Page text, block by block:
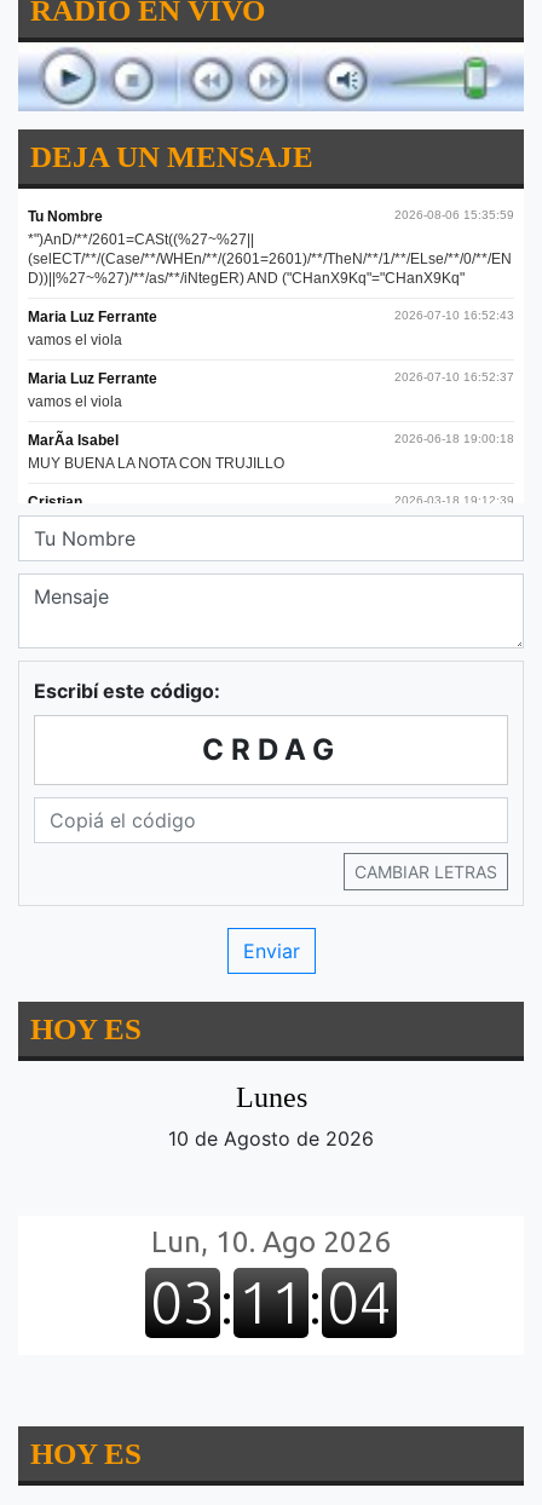
RADIO EN VIVO
DEJA UN MENSAJE
Escribí este código:
CRDAG
CAMBIAR LETRAS
HOY ES
Lunes
10 de Agosto de 2026
HOY ES